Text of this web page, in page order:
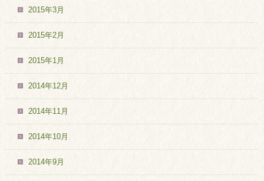
2015年3月
2015年2月
2015年1月
2014年12月
2014年11月
2014年10月
2014年9月